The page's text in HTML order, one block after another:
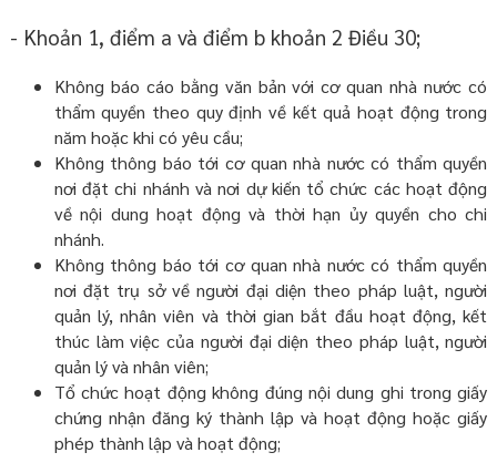
- Khoản 1, điểm a và điểm b khoản 2 Điều 30;
Không báo cáo bằng văn bản với cơ quan nhà nước có
thẩm quyền theo quy định về kết quả hoạt động trong
năm hoặc khi có yêu cầu;
Không thông báo tới cơ quan nhà nước có thẩm quyền
nơi đặt chi nhánh và nơi dự kiến tổ chức các hoạt động
về nội dung hoạt động và thời hạn ủy quyền cho chi
nhánh.
Không thông báo tới cơ quan nhà nước có thẩm quyền
nơi đặt trụ sở về người đại diện theo pháp luật, người
quản lý, nhân viên và thời gian bắt đầu hoạt động, kết
thúc làm việc của người đại diện theo pháp luật, người
quản lý và nhân viên;
Tổ chức hoạt động không đúng nội dung ghi trong giấy
chứng nhận đăng ký thành lập và hoạt động hoặc giấy
phép thành lập và hoạt động;